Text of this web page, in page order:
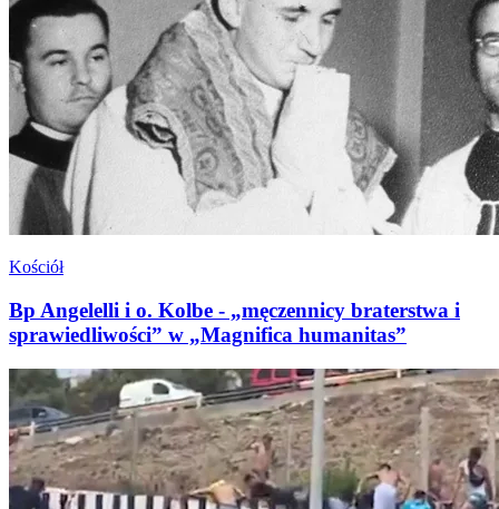
Kościół
Bp Angelelli i o. Kolbe - „męczennicy braterstwa i
sprawiedliwości” w „Magnifica humanitas”